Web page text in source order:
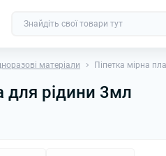
матеріали Піпетка мірна
для рідини 3мл